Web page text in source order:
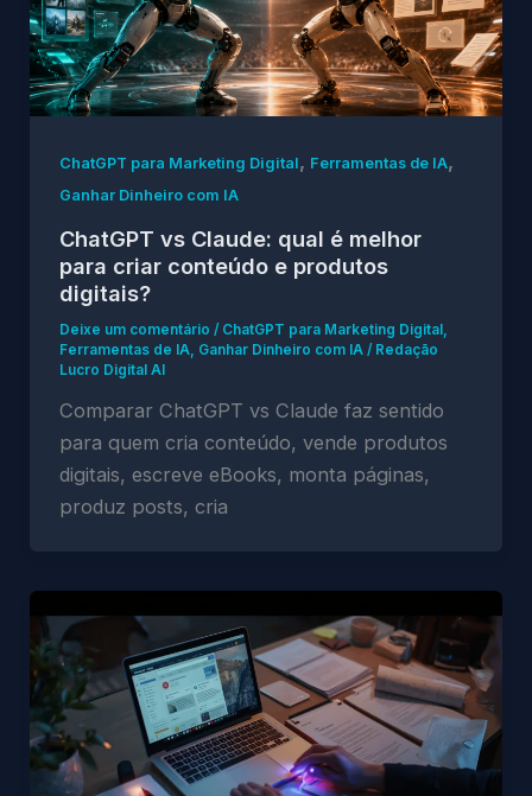
ChatGPT para Marketing Digital, Ferramentas de IA,
Ganhar Dinheiro com IA
ChatGPT vs Claude: qual é melhor
para criar conteúdo e produtos
digitais?
Deixe um comentário / ChatGPT para Marketing Digital,
Ferramentas de IA, Ganhar Dinheiro com IA/ Redação
Lucro Digital AI
Comparar ChatGPT vs Claude faz sentido
para quem cria conteúdo, vende produtos
digitais, escreve eBooks, monta páginas,
produz posts, cria